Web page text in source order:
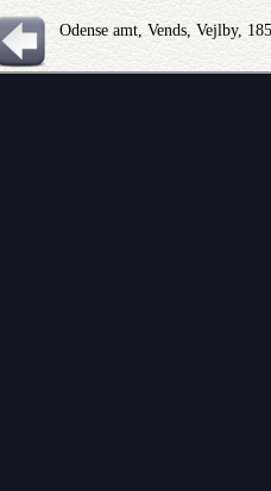
Odense amt, Vends, Vejlby,